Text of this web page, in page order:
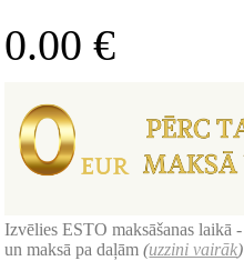
0.00€
Izvēlies ESTO maksāšanas laikā -
un maksā pa daļām(uzzini vairāk)